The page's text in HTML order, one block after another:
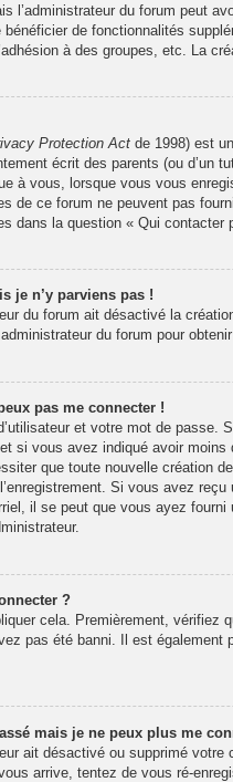
l’administrateur du forum peut
bénéficier de fonctionnalités
à des groupes, etc. La
Protection Actde 1998) est
écrit des parents (ou d’un
à vous, lorsque vous vous
de ce forum ne peuvent pas
dans la question « Qui
je n’y parviens pas !
du forum ait désactivé la
du forum pour obtenir
pas me connecter !
et votre mot de passe.
si vous avez indiqué avoir
que toute nouvelle création
Si vous avez
il se peut que vous ayez
?
cela. Premièrement,
pas été banni. Il est
mais je ne peux plus me
ait désactivé ou supprimé
arrive, tentez de vous ré-